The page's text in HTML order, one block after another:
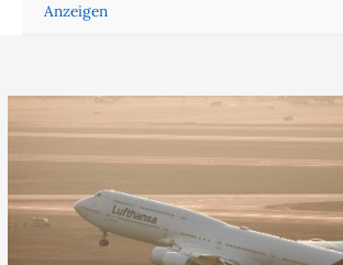
Anzeigen